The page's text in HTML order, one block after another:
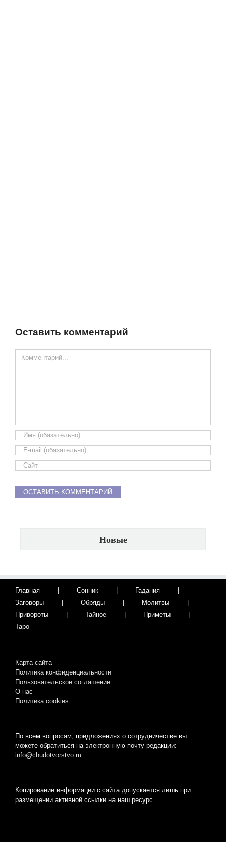
Оставить комментарий
Comment
Новые
Главная Сонник
Гадания
Заговоры
Обряды
Молитвы
Привороты
Тайное
Приметы
Таро
Карта сайта
Политика конфиденциальности
Пользовательское соглашение
О нас
Пoлитикa cookies
По всем вопросам, предложениях о сотрудничестве вы
можете обратиться на электронную почту редакции:
info@chudotvorstvo.ru
Копирование информации с сайта допускается лишь при
размещении активной ссылки на наш ресурс.